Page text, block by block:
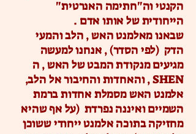
הקנטי וה"חתימה האנרטית"
הייחודית של אותו אדם .
שבאנו מאלמנט האש , הלב והמעי
הדק (לפי הסדר) , אנחנו למעשה
מגיעים מנקודת המבט של האש , ה
SHEN , והאחדות והחיבור אל הלב,
אלמנט האש מסמלת אחדות ברמת
השמיים ואיננה נפרדת (על אף שהיא
מחזיקה בתוכה אלמנט ייחודי ששוכן